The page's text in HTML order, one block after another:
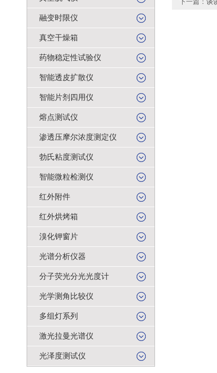
融变时限仪
真空干燥箱
药物稳定性试验仪
智能透皮扩散仪
智能片剂四用仪
熔点测试仪
渗透压摩尔浓度测定仪
勃氏粘度测试仪
智能微粒检测仪
红外附件
红外烘烤箱
溴化钾窗片
光谱分析仪器
分子荧光分光光度计
光学测角比较仪
多组灯系列
激光拉曼光谱仪
光泽度测试仪